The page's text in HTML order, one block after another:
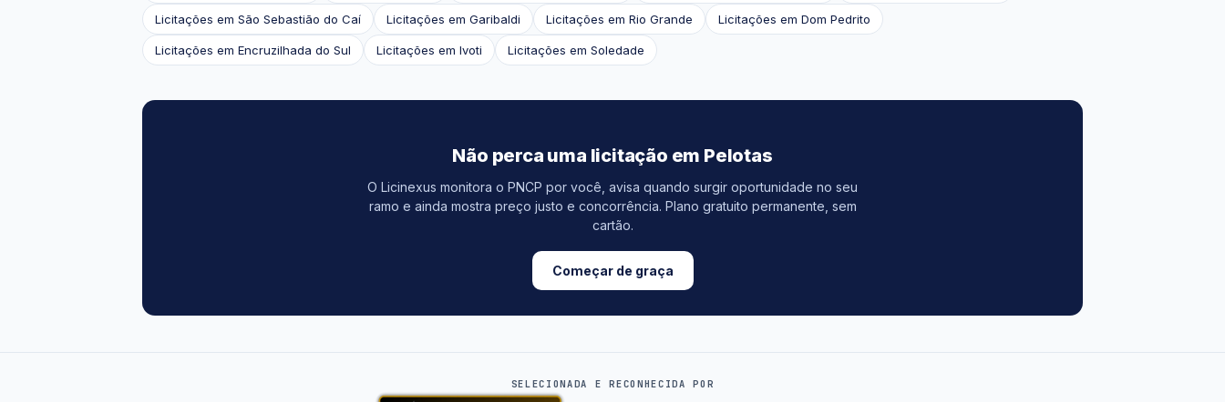
Licitações em São Sebastião do Caí Licitações em Garibaldi Licitações em Rio Grande Licitações em Dom Pedrito
Licitações em Encruzilhada do Sul Licitações em Ivoti Licitações em Soledade
Não perca uma licitação em Pelotas
O Licinexus monitora o PNCP por você, avisa quando surgir oportunidade no seu
ramo e ainda mostra preço justo e concorrência. Plano gratuito permanente, sem
cartão.
Começar de graça
SELECIONADA E RECONHECIDA POR